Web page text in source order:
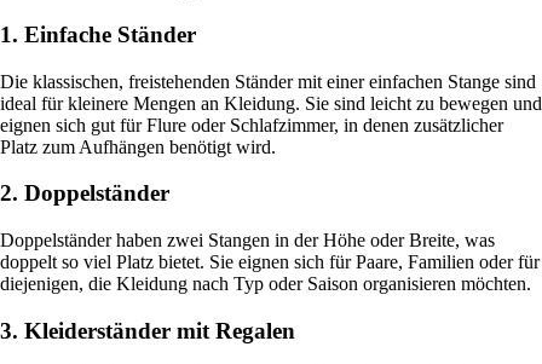
1. Einfache Ständer
Die klassischen, freistehenden Ständer mit einer einfachen Stange sind
ideal für kleinere Mengen an Kleidung. Sie sind leicht zu bewegen und
eignen sich gut für Flure oder Schlafzimmer, in denen zusätzlicher
Platz zum Aufhängen benötigt wird.
2. Doppelständer
Doppelständer haben zwei Stangen in der Höhe oder Breite, was
doppelt so viel Platz bietet. Sie eignen sich für Paare, Familien oder für
diejenigen, die Kleidung nach Typ oder Saison organisieren möchten.
3. Kleiderständer mit Regalen